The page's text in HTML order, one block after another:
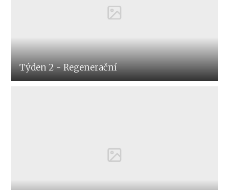
Týden 2 - Regenerační